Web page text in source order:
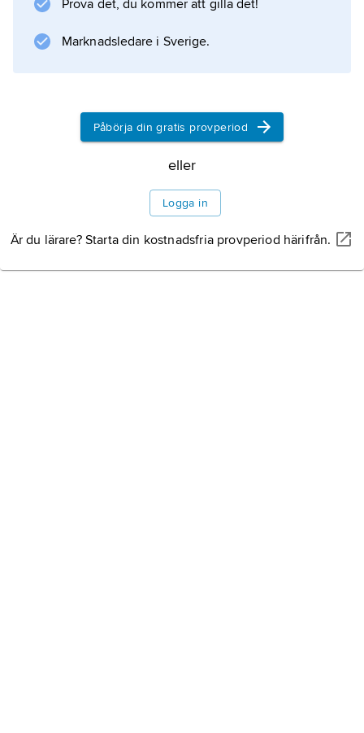
Prova det, du kommer att gilla det!
Marknadsledare i Sverige.
Påbörja din gratis provperiod
eller
Logga in
Är du lärare? Starta din kostnadsfria provperiod härifrån.